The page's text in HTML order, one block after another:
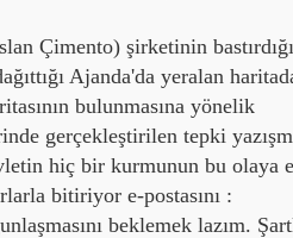
Çimento) şirketinin
Ajanda'da yeralan
bulunmasına yönelik
gerçekleştirilen tepki
hiç bir kurmunun bu olaya
bitiriyor e-postasını :
beklemek lazım.